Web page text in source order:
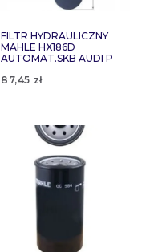
FILTR HYDRAULICZNY
MAHLE HX186D
AUTOMAT.SKB AUDI P
87,45 zł